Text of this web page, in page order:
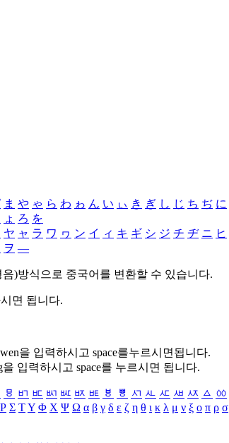
ま や ゃ ら わ ゎ ん い ぃ き ぎ し じ ち ぢ に
ょ ろ を
ヤ ャ ラ ワ ヮ ン イ ィ キ ギ シ ジ チ ヂ ニ ヒ
ヲ ―
음)방식으로 중국어를 변환할 수 있습니다.
면 됩니다.
을 입력하시고 space를누르시면됩니다.
을 입력하시고 space를 누르시면 됩니다.
ㅱ ㅲ ㅳ ㅴ ㅵ ㅶ ㅷ ㅸ ㅹ ㅺ ㅻ ㅼ ㅽ ㅾ ㅿ ㆀ
Ρ Σ ΤΥ Φ Χ Ψ Ω α β γ δ ε ζ η θ ι κ λ μ ν ξ ο π ρ σ